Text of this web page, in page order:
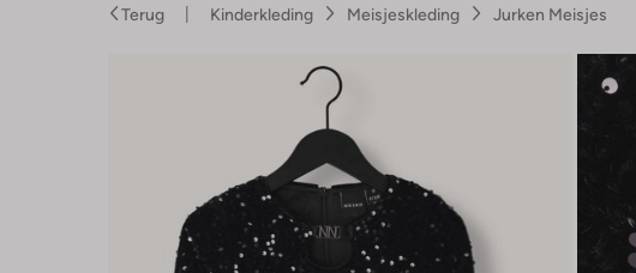
Terug Kinderkleding Meisjeskleding Jurken Meisjes